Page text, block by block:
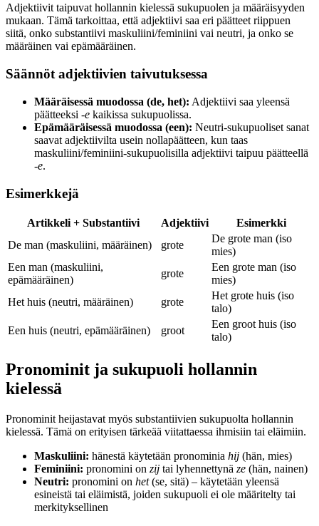
Adjektiivit taipuvat hollannin kielessä sukupuolen ja määräisyyden
mukaan. Tämä tarkoittaa, että adjektiivi saa eri päätteet riippuen
siitä, onko substantiivi maskuliini/feminiini vai neutri, ja onko se
määräinen vai epämääräinen.
Säännöt adjektiivien taivutuksessa
Määräisessä muodossa (de, het): Adjektiivi saa yleensä
päätteeksi -e kaikissa sukupuolissa.
Epämääräisessä muodossa (een): Neutri-sukupuoliset sanat
saavat adjektiivilta usein nollapäätteen, kun taas
maskuliini/feminiini-sukupuolisilla adjektiivi taipuu päätteellä
-e.
Esimerkkejä
Artikkeli + Substantiivi Adjektiivi
Esimerkki
De man (maskuliini, määräinen)
grote
De grote man (iso
mies)
Een man (maskuliini,
epämääräinen)
grote
Een grote man (iso
mies)
Het huis (neutri, määräinen)
grote
Het grote huis (iso
talo)
Een huis (neutri, epämääräinen)
groot
Een groot huis (iso
talo)
Pronominit ja sukupuoli hollannin
kielessä
Pronominit heijastavat myös substantiivien sukupuolta hollannin
kielessä. Tämä on erityisen tärkeää viitattaessa ihmisiin tai eläimiin.
Maskuliini: hänestä käytetään pronominia hij (hän, mies)
Feminiini: pronomini on zij tai lyhennettynä ze (hän, nainen)
Neutri: pronomini on het(se, sitä) – käytetään yleensä
esineistä tai eläimistä, joiden sukupuoli ei ole määritelty tai
merkityksellinen